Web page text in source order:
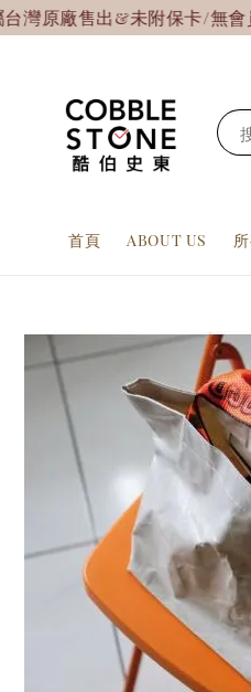
原廠售出&未附保卡/無會
首頁 ABOUT US